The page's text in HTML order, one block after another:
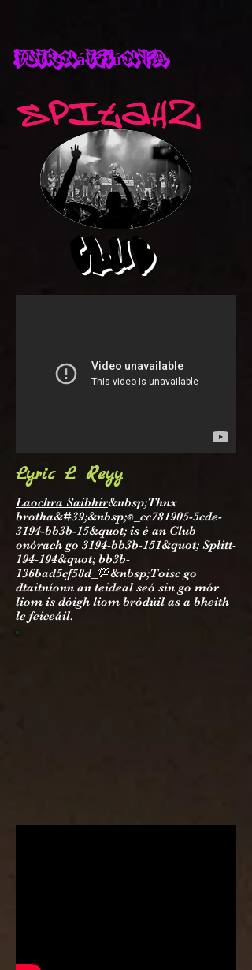
Idirnáisiúnta
Spitahz
CLUB
Lyric L Reyy
Laochra Saibhir&nbsp;Thnx
brotha&#39;&nbsp;✊_cc781905-5cde-
3194-bb3b-15&quot; is é an Club
onórach go 3194-bb3b-151&quot; Splitt-
194-194&quot; bb3b-
136bad5cf58d_💯&nbsp;Toisc go
dtaitníonn an teideal seó sin go mór
liom is dóigh liom bródúil as a bheith
le feiceáil.